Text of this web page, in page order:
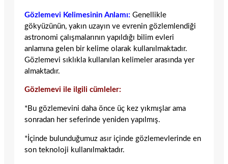
Gözlemevi Kelimesinin Anlamı: Genellikle
gökyüzünün, yakın uzayın ve evrenin gözlemlendiği
astronomi çalışmalarının yapıldığı bilim evleri
anlamına gelen bir kelime olarak kullanılmaktadır.
Gözlemevi sıklıkla kullanılan kelimeler arasında yer
almaktadır.
Gözlemevi ile ilgili cümleler:
*Bu gözlemevini daha önce üç kez yıkmışlar ama
sonradan her seferinde yeniden yapılmış.
*İçinde bulunduğumuz asır içinde gözlemevlerinde en
son teknoloji kullanılmaktadır.